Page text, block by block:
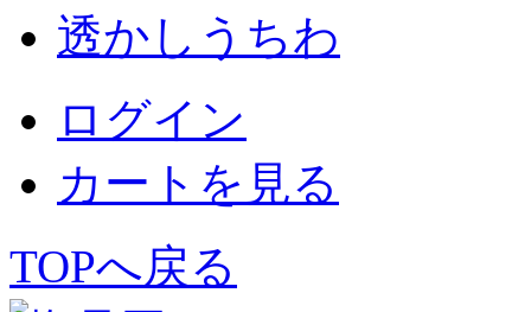
透かしうちわ
ログイン
カートを見る
TOPへ戻る